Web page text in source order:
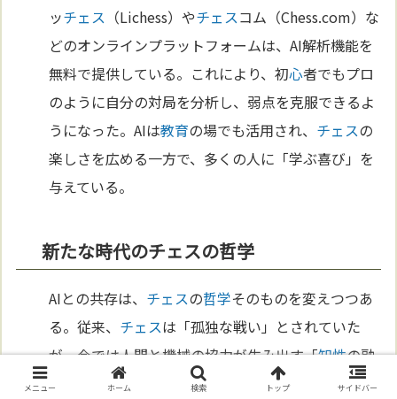
ッチェス （Lichess）やチェスコム（Chess.com）な
どのオンラインプラットフォームは、AI解析機能を
無料で提供している。これにより、初心者でもプロ
のように自分の対局を分析し、弱点を克服できるよ
うになった。AIは教育の場でも活用され、 チェスの
楽しさを広める一方で、多くの人に「学ぶ喜び」を
与えている。
新たな時代のチェスの哲学
AIとの共存は、 チェスの哲学そのものを変えつつあ
る。従来、 チェスは「孤独な戦い」とされていた
が、今では人間と機械の協力が生み出す「知性の融
合」が注目されている。これは単なるゲームの進化
メニュー ホーム 検索 トップ サイドバー